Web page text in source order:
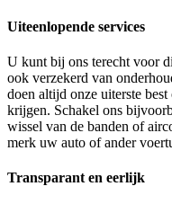
Uiteenlopende services
U kunt bij ons terecht voor
ook verzekerd van
doen altijd onze uiterste
krijgen. Schakel ons
wissel van de banden of
merk uw auto of ander
Transparant en eerlijk